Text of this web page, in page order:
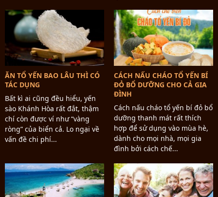
ĂN TỔ YẾN BAO LÂU THÌ CÓ
TÁC DỤNG
Bất kì ai cũng đều hiểu, yến
sào Khánh Hòa rất đắt, thậm
chí còn được ví như “vàng
ròng” của biển cả. Lo ngại về
vấn đề chi phí...
CÁCH NẤU CHÁO TỔ YẾN BÍ
ĐỎ BỔ DƯỠNG CHO CẢ GIA
ĐÌNH
Cách nấu cháo tổ yến bí đỏ bổ
dưỡng thanh mát rất thích
hợp để sử dụng vào mùa hè,
dành cho mọi nhà, mọi gia
đình bởi cách chế...